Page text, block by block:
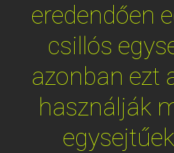
eredendően
csillós
azonban ezt
használják